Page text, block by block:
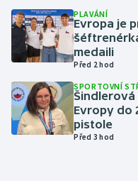
Motorsport
Olympijské hry
Parasport
Plavání
PLAVÁNÍ
Evropa je
medaili
Před 2 hod
SPORTOVNÍ
Evropy do
pistole
Před 3 hod